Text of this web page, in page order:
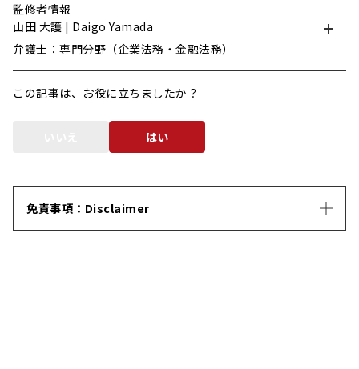
監修者情報
山田 大護 | Daigo Yamada
弁護士：専門分野（企業法務・金融法務）
この記事は、お役に立ちましたか？
はい
免責事項：Disclaimer